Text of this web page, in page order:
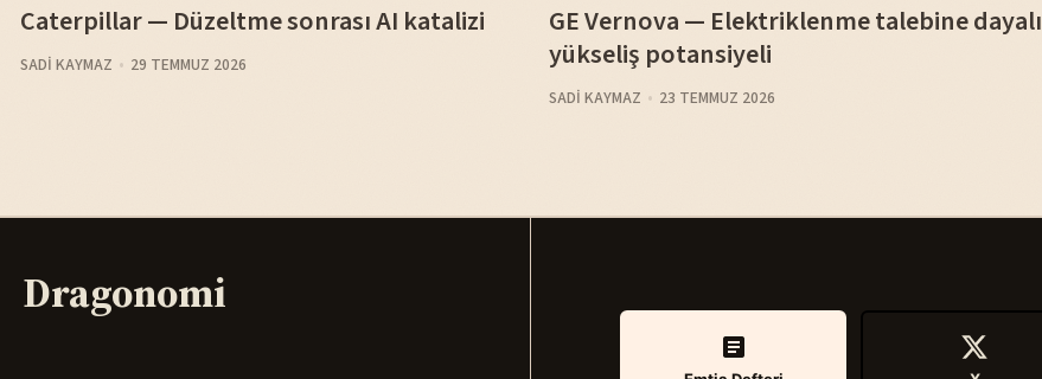
Caterpillar — Düzeltme sonrası AI katalizi
SADI KAYMAZ 29 TEMMUZ 2026
GE Vernova — Elektriklenme talebine dayalı
yükseliş potansiyeli
SADI KAYMAZ 23 TEMMUZ 2026
Dragonomi